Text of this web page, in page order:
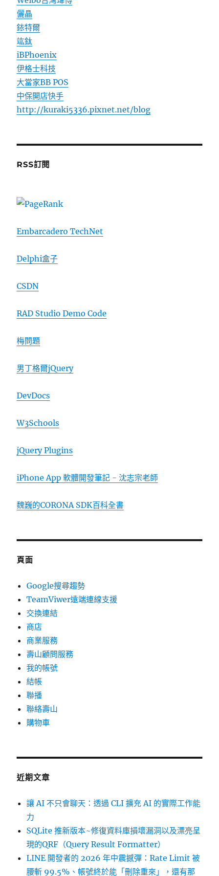
儷晶
銥特爾
竑鈦
iBPhoenix
伊格士科技
大當家BB POS
中保開店快手
http://kuraki5336.pixnet.net/blog
RSS訂閱
Embarcadero TechNet
Delphi盒子
CSDN
RAD Studio Demo Code
梅問題
男丁格爾jQuery
DevDocs
W3Schools
jQuery Plugins
iPhone App 軟體開發筆記 - 沈志宗老師
魏巍的CORONA SDK百科全書
頁面
Google搜尋趨勢
TeamViwer遠端連線支援
交換連結
商店
商業服務
壽山顧問服務
我的帳號
結帳
聯播
聯絡壽山
購物車
近期文章
讓 AI 不只會聊天：透過 CLI 擴充 AI 的實際工作能
力
SQLite 推新版本~修復資料庫損壞漏洞以及漂亮呈
現的QRF（Query Result Formatter）
LINE 開發者的 2026 年中震撼彈：Rate Limit 被
腰斬 99.5%、帳號終於能「刪除重來」，還有那